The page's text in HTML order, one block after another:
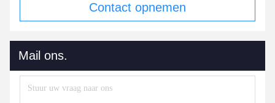
Contact opnemen
Mail ons.